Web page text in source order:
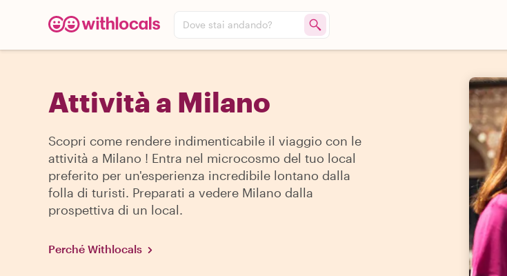
Dove stai andando?
Attività a Milano
Scopri come rendere indimenticabile il viaggio con le
attività a Milano ! Entra nel microcosmo del tuo local
preferito per un'esperienza incredibile lontano dalla
folla di turisti. Preparati a vedere Milano dalla
prospettiva di un local.
Perché Withlocals